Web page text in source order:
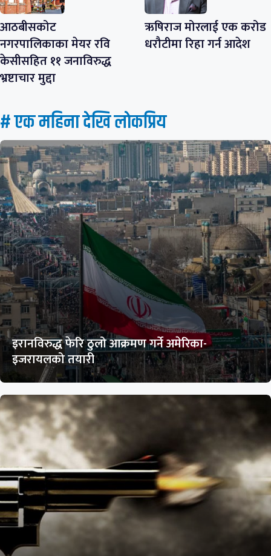
आठबीसकोट
नगरपालिकाका मेयर रवि
केसीसहित ११ जनाविरुद्ध
भ्रष्टाचार मुद्दा
ऋषिराज मोरलाई एक करोड
धरौटीमा रिहा गर्न आदेश
# एक महिना देखि लाेकप्रिय
इरानविरुद्ध फेरि ठुलो आक्रमण गर्ने अमेरिका-
इजरायलको तयारी